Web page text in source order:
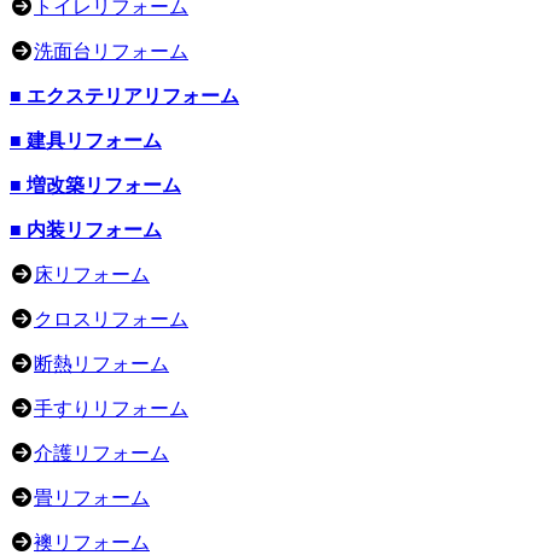
トイレリフォーム
洗面台リフォーム
■ エクステリアリフォーム
■ 建具リフォーム
■ 増改築リフォーム
■ 内装リフォーム
床リフォーム
クロスリフォーム
断熱リフォーム
手すりリフォーム
介護リフォーム
畳リフォーム
襖リフォーム